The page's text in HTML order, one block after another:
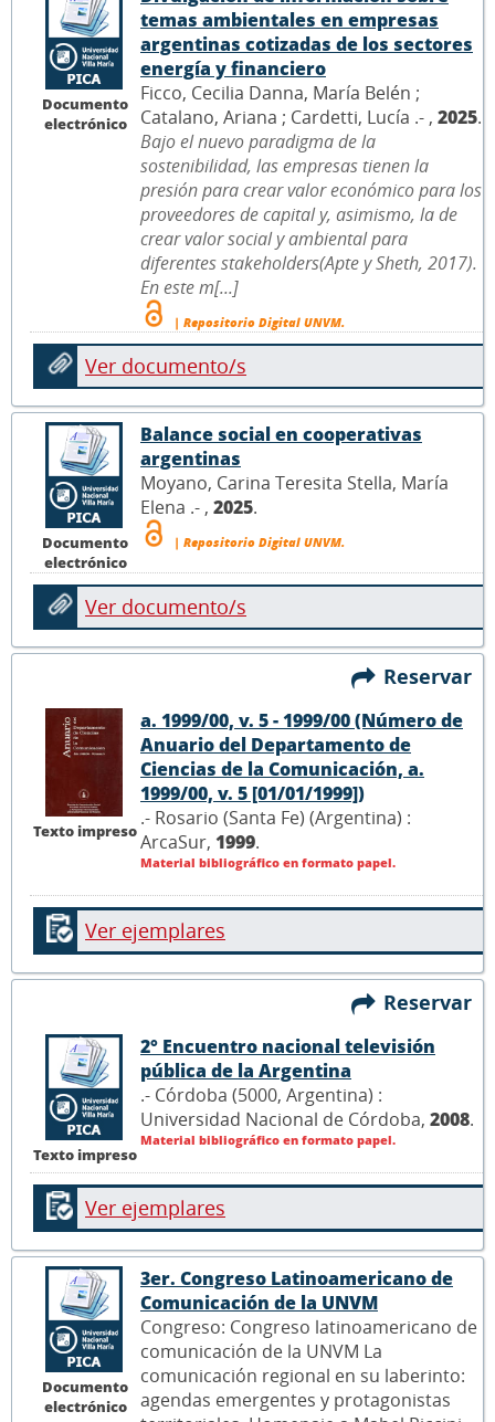
Documento
electrónico
temas ambientales en empresas
argentinas cotizadas de los sectores
energía y financiero
Ficco, Cecilia Danna, María Belén ;
Catalano, Ariana ; Cardetti, Lucía .- , 2025.
Bajo el nuevo paradigma de la
sostenibilidad, las empresas tienen la
presión para crear valor económico para los
proveedores de capital y, asimismo, la de
crear valor social y ambiental para
diferentes stakeholders(Apte y Sheth, 2017).
En este m[...]
| Repositorio Digital UNVM.
Ver documento/s
Documento
electrónico
Balance social en cooperativas
argentinas
Moyano, Carina Teresita Stella, María
Elena .- , 2025.
| Repositorio Digital UNVM.
Ver documento/s
Reservar
Texto impreso
a. 1999/00, v. 5 - 1999/00 (Número de
Anuario del Departamento de
Ciencias de la Comunicación, a.
1999/00, v. 5 [01/01/1999])
.- Rosario (Santa Fe) (Argentina) :
ArcaSur, 1999.
Material bibliográfico en formato papel.
Ver ejemplares
Reservar
Texto impreso
2° Encuentro nacional televisión
pública de la Argentina
.- Córdoba (5000, Argentina) :
Universidad Nacional de Córdoba, 2008.
Material bibliográfico en formato papel.
Ver ejemplares
Documento
electrónico
3er. Congreso Latinoamericano de
Comunicación de la UNVM
Congreso: Congreso latinoamericano de
comunicación de la UNVM La
comunicación regional en su laberinto:
agendas emergentes y protagonistas